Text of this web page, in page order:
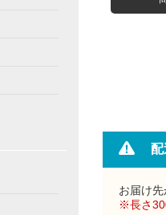
お届け
※長さ